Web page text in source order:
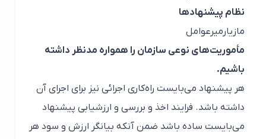
نظام پیشنهادها
مازیارمیرعوامل
مأموریت‌های نوعی سازمان را همواره مدنظر داشته
باشیم.
هر پیشنهاد می‌بایست راه‌کاری اجرائی نیز برای اجرای آن
داشته باشد. فرایند اخذ و بررسی و ارزشیابی پیشنهاد
می‌بایست ساده باشد ضمن آنکه بیانگر ارزش و سود هر